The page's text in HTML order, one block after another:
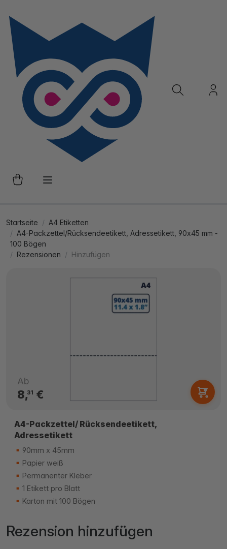
Startseite
A4 Etiketten
A4-Packzettel/Rücksendeetikett, Adressetikett, 90x45 mm -
100 Bögen
Rezensionen
Hinzufügen
Ab
8,31 €
A4-Packzettel/ Rücksendeetikett,
Adressetikett
90mm x 45mm
Papier weiß
Permanenter Kleber
1 Etikett pro Blatt
Karton mit 100 Bögen
Rezension hinzufügen